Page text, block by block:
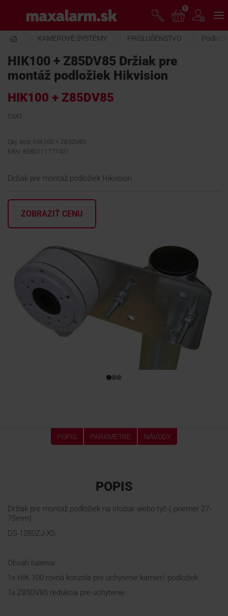
hlavnému
obsahu
www.maxalarm.sk
AKCIA MESIACA
PRODUKTY
SPOLOČNOSŤ
ŠKOLENIE
PODPORA
KONTAKTY
0
KAMEROVÉ SYSTÉMY PRÍSLUŠENSTVO
HIK100 + Z85DV85 Držiak pre
montáž podložiek Hikvision
HIK100 + Z85DV85
CSAT
Obj. kód: HIK100 + Z85DV85
EAN: 8580111777401
Držiak pre montáž podložiek Hikvision
ZOBRAZIŤ CENU
POPIS PARAMETRE NÁVODY
POPIS
Držiak pre montáž podložiek na stožiar alebo tyč ( priemer 27-
75mm)
DS-1280ZJ-XS
Obsah balenia:
1x HIK 100 rovná konzola pre uchytenie kamier/ podložiek
1x Z85DV85 redukcia pre uchytenie